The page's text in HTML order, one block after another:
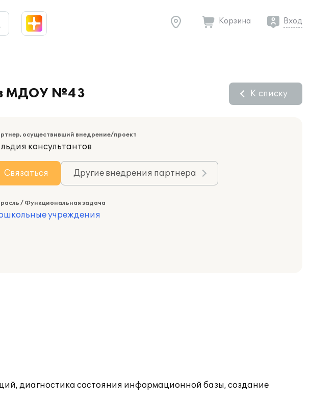
Корзина Вход
в МДОУ №43 К списку
осуществивший внедрение/проект
консультантов
Связаться Другие внедрения партнера
/ Функциональная задача
учреждения
диагностика состояния информационной базы, создание